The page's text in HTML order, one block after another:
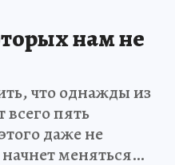
нам не
что однажды из
пять
даже не
меняться…